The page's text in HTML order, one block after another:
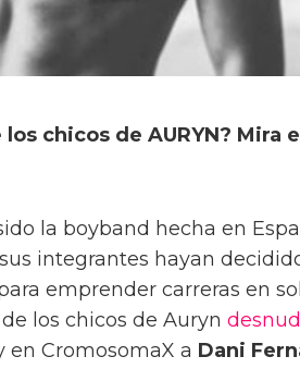
chicos de AURYN? Mira
la boyband hecha en
integrantes hayan
emprender carreras en
los chicos de Auryn
en CromosomaX a Dani